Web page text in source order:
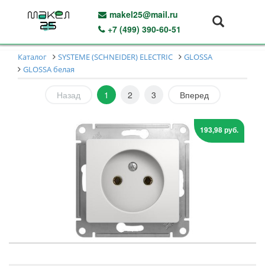
makel25@mail.ru
+7 (499) 390-60-51
Каталог SYSTEME (SCHNEIDER) ELECTRIC
GLOSSA
GLOSSA белая
Назад 1 2 3 Вперед
193,98 руб.